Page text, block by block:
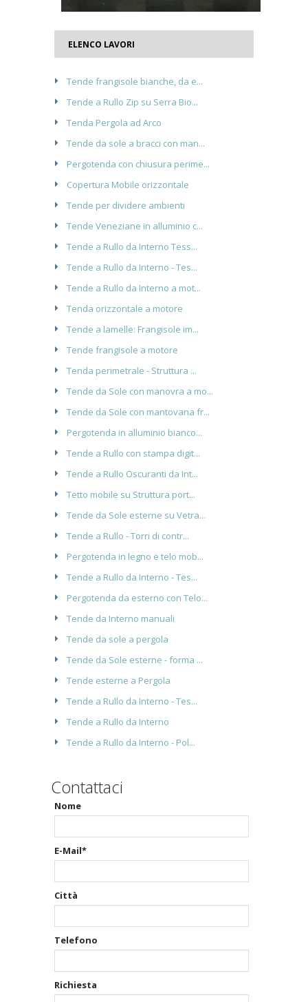
ELENCO LAVORI
Tende frangisole bianche, da e...
Tende a Rullo Zip su Serra Bio...
Tenda Pergola ad Arco
Tende da sole a bracci con man...
Pergotenda con chiusura perime...
Copertura Mobile orizzontale
Tende per dividere ambienti
Tende Veneziane in alluminio c...
Tende a Rullo da Interno Tess...
Tende a Rullo da Interno - Tes...
Tende a Rullo da Interno a mot...
Tenda orizzontale a motore
Tende a lamelle: Frangisole im...
Tende frangisole a motore
Tenda perimetrale - Struttura ...
Tende da Sole con manovra a mo...
Tende da Sole con mantovana fr...
Pergotenda in alluminio bianco...
Tende a Rullo con stampa digit...
Tende a Rullo Oscuranti da Int...
Tetto mobile su Struttura port...
Tende da Sole esterne su Vetra...
Tende a Rullo - Torri di contr...
Pergotenda in legno e telo mob...
Tende a Rullo da Interno - Tes...
Pergotenda da esterno con Telo...
Tende da Interno manuali
Tende da sole a pergola
Tende da Sole esterne - forma ...
Tende esterne a Pergola
Tende a Rullo da Interno - Tes...
Tende a Rullo da Interno
Tende a Rullo da Interno - Pol...
Contattaci
Nome
E-Mail*
Città
Telefono
Richiesta